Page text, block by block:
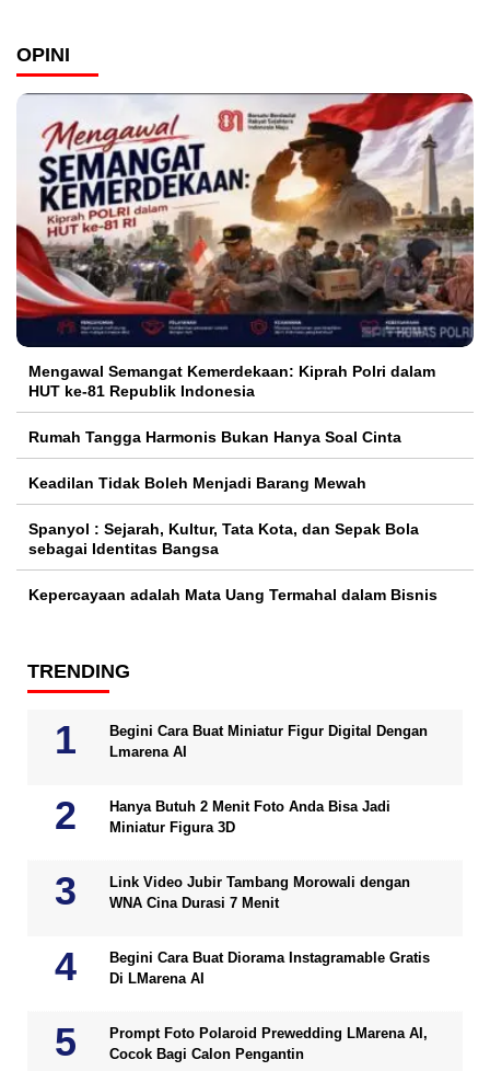
OPINI
Mengawal Semangat Kemerdekaan: Kiprah Polri dalam
HUT ke-81 Republik Indonesia
Rumah Tangga Harmonis Bukan Hanya Soal Cinta
Keadilan Tidak Boleh Menjadi Barang Mewah
Spanyol : Sejarah, Kultur, Tata Kota, dan Sepak Bola
sebagai Identitas Bangsa
Kepercayaan adalah Mata Uang Termahal dalam Bisnis
TRENDING
Begini Cara Buat Miniatur Figur Digital Dengan
Lmarena AI
Hanya Butuh 2 Menit Foto Anda Bisa Jadi
Miniatur Figura 3D
Link Video Jubir Tambang Morowali dengan
WNA Cina Durasi 7 Menit
Begini Cara Buat Diorama Instagramable Gratis
Di LMarena AI
Prompt Foto Polaroid Prewedding LMarena AI,
Cocok Bagi Calon Pengantin